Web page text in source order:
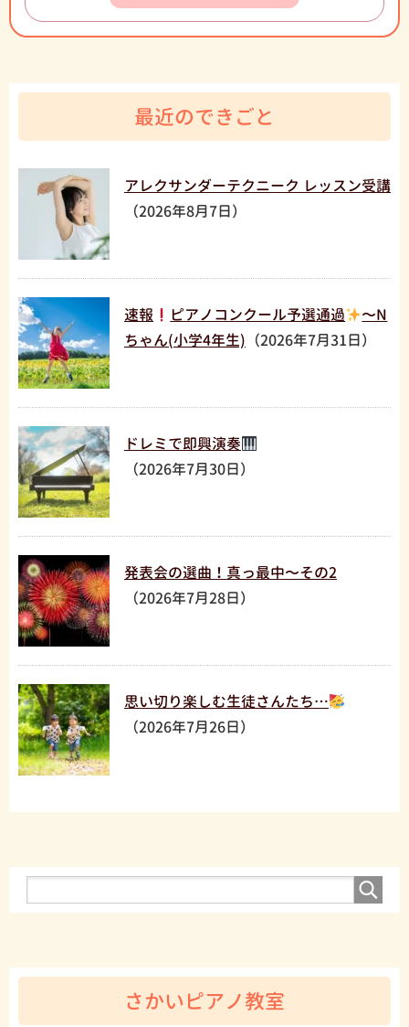
最近のできごと
アレクサンダーテクニーク レッスン受講
（2026年8月7日）
速報 ピアノコンクール予選通過
〜N
ちゃん(小学4年生) （2026年7月31日）
ドレミで即興演奏
（2026年7月30日）
発表会の選曲！真っ最中〜その2
（2026年7月28日）
思い切り楽しむ生徒さんたち…
（2026年7月26日）
さかいピアノ教室